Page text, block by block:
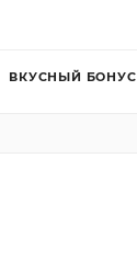
ВКУСНЫЙ БОНУС